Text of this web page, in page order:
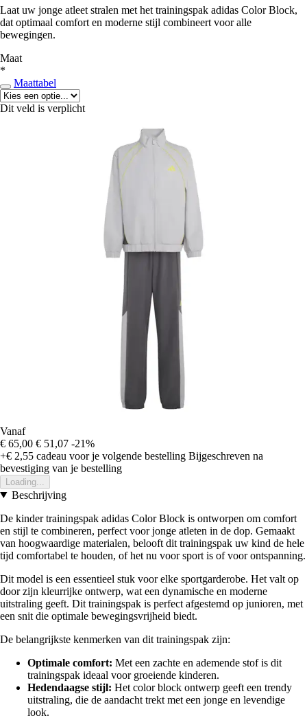
Laat uw jonge atleet stralen met het trainingspak adidas Color Block,
dat optimaal comfort en moderne stijl combineert voor alle
bewegingen.
Maat
*
Maattabel
Dit veld is verplicht
Vanaf
€ 65,00 € 51,07 -21%
+€ 2,55 cadeau voor je volgende bestelling Bijgeschreven na
bevestiging van je bestelling
Loading...
Beschrijving
De kinder trainingspak adidas Color Block is ontworpen om comfort
en stijl te combineren, perfect voor jonge atleten in de dop. Gemaakt
van hoogwaardige materialen, belooft dit trainingspak uw kind de hele
tijd comfortabel te houden, of het nu voor sport is of voor ontspanning.
Dit model is een essentieel stuk voor elke sportgarderobe. Het valt op
door zijn kleurrijke ontwerp, wat een dynamische en moderne
uitstraling geeft. Dit trainingspak is perfect afgestemd op junioren, met
een snit die optimale bewegingsvrijheid biedt.
De belangrijkste kenmerken van dit trainingspak zijn:
Optimale comfort: Met een zachte en ademende stof is dit
trainingspak ideaal voor groeiende kinderen.
Hedendaagse stijl: Het color block ontwerp geeft een trendy
uitstraling, die de aandacht trekt met een jonge en levendige
look.